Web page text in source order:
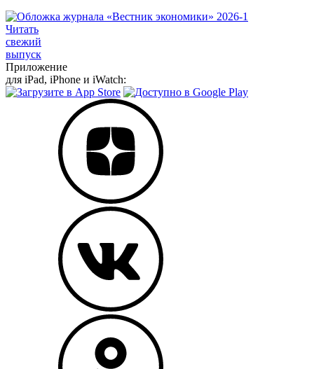
Читать
свежий
выпуск
Приложение
для iPad, iPhone и iWatch: